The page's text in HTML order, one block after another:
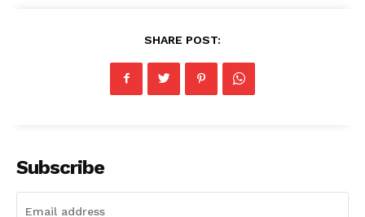
SHARE POST:
Subscribe